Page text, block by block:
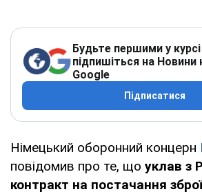
Будьте першими у
підпишіться на Новини
Google
Підписатися
Німецький оборонний концерн
повідомив про те, що уклав з
контракт на постачання